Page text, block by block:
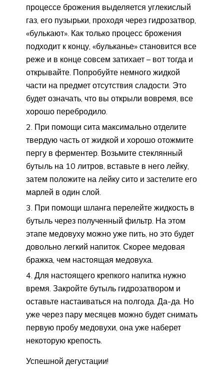
процессе брожения выделяется углекислый
газ, его пузырьки, проходя через гидрозатвор,
«булькают». Как только процесс брожения
подходит к концу, «бульканье» становится все
реже и в конце совсем затихает – вот тогда и
открывайте. Попробуйте немного жидкой
части на предмет отсутствия сладости. Это
будет означать, что вы открыли вовремя, все
хорошо перебродило.
При помощи сита максимально отделите
твердую часть от жидкой и хорошо отожмите
пергу в ферментер. Возьмите стеклянный
бутыль на 10 литров, вставьте в него лейку,
затем положите на лейку сито и застелите его
марлей в один слой.
При помощи шланга перелейте жидкость в
бутыль через полученный фильтр. На этом
этапе медовуху можно уже пить, но это будет
довольно легкий напиток. Скорее медовая
бражка, чем настоящая медовуха.
Для настоящего крепкого напитка нужно
время. Закройте бутыль гидрозатвором и
оставьте настаиваться на полгода. Да-да. Но
уже через пару месяцев можно будет снимать
первую пробу медовухи, она уже наберет
некоторую крепость.
Успешной дегустации!